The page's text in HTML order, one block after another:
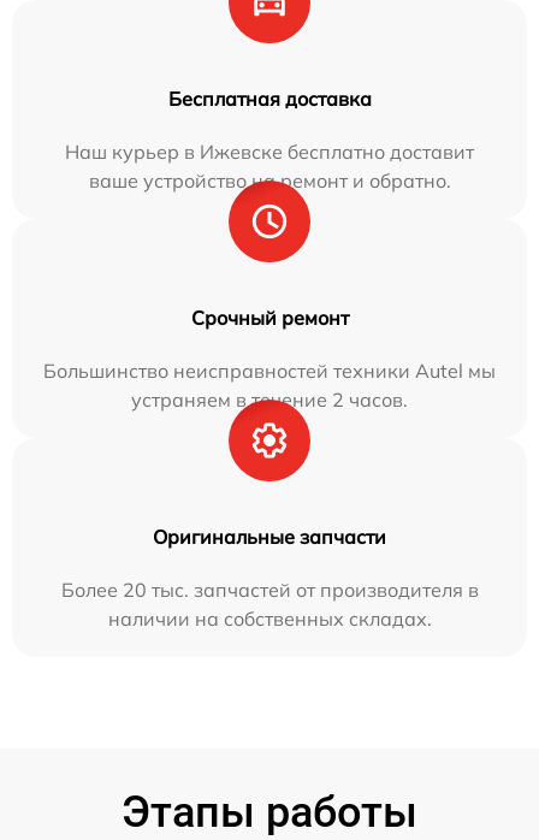
Бесплатная доставка
Наш курьер в Ижевске бесплатно доставит
ваше устройство на ремонт и обратно.
Срочный ремонт
Большинство неисправностей техники Autel мы
устраняем в течение 2 часов.
Оригинальные запчасти
Более 20 тыс. запчастей от производителя в
наличии на собственных складах.
Этапы работы